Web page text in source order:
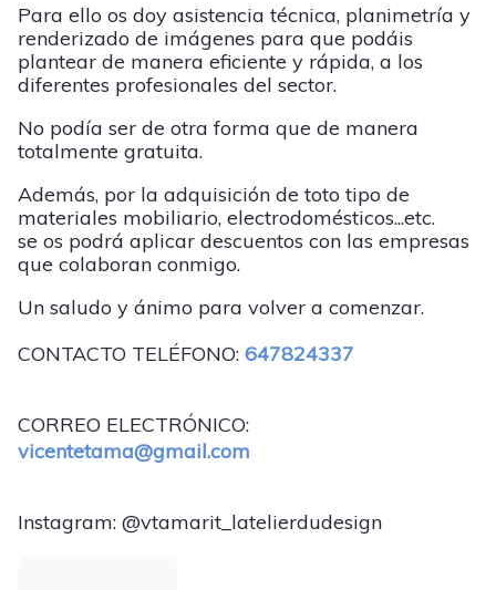
Para ello os doy asistencia técnica, planimetría y
renderizado de imágenes para que podáis
plantear de manera eficiente y rápida, a los
diferentes profesionales del sector.
No podía ser de otra forma que de manera
totalmente gratuita.
Además, por la adquisición de toto tipo de
materiales mobiliario, electrodomésticos...etc.
se os podrá aplicar descuentos con las empresas
que colaboran conmigo.
Un saludo y ánimo para volver a comenzar.
CONTACTO TELÉFONO: 647824337
CORREO ELECTRÓNICO:
vicentetama@gmail.com
Instagram: @vtamarit_latelierdudesign